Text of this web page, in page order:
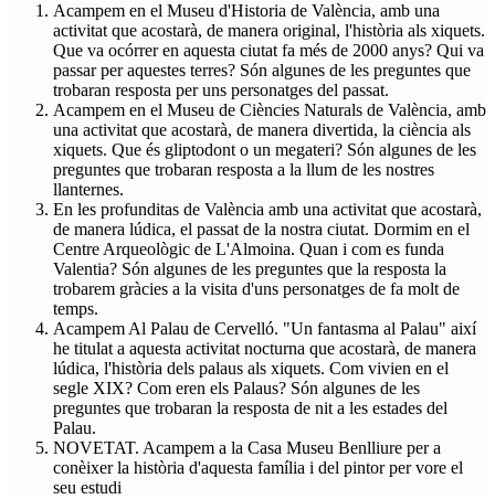
Acampem en el Museu d'Historia de València, amb una
activitat que acostarà, de manera original, l'història als xiquets.
Que va ocórrer en aquesta ciutat fa més de 2000 anys? Qui va
passar per aquestes terres? Són algunes de les preguntes que
trobaran resposta per uns personatges del passat.
Acampem en el Museu de Ciències Naturals de València, amb
una activitat que acostarà, de manera divertida, la ciència als
xiquets. Que és gliptodont o un megateri? Són algunes de les
preguntes que trobaran resposta a la llum de les nostres
llanternes.
En les profunditas de València amb una activitat que acostarà,
de manera lúdica, el passat de la nostra ciutat. Dormim en el
Centre Arqueològic de L'Almoina. Quan i com es funda
Valentia? Són algunes de les preguntes que la resposta la
trobarem gràcies a la visita d'uns personatges de fa molt de
temps.
Acampem Al Palau de Cervelló. "Un fantasma al Palau" així
he titulat a aquesta activitat nocturna que acostarà, de manera
lúdica, l'història dels palaus als xiquets. Com vivien en el
segle XIX? Com eren els Palaus? Són algunes de les
preguntes que trobaran la resposta de nit a les estades del
Palau.
NOVETAT. Acampem a la Casa Museu Benlliure per a
conèixer la història d'aquesta família i del pintor per vore el
seu estudi